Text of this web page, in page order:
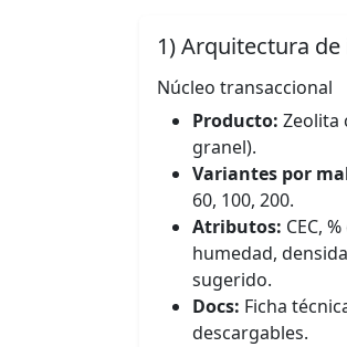
1) Arquitectura
Núcleo transaccional
Producto: Zeolita
granel).
Variantes por
60, 100, 200.
Atributos: CEC,
humedad,
sugerido.
Docs: Ficha
descargables.